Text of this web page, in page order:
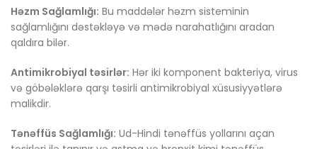
Həzm Sağlamlığı: Bu maddələr həzm sisteminin
sağlamlığını dəstəkləyə və mədə narahatlığını aradan
qaldıra bilər.
Antimikrobiyal təsirlər: Hər iki komponent bakteriya, virus
və göbələklərə qarşı təsirli antimikrobiyal xüsusiyyətlərə
malikdir.
Tənəffüs Sağlamlığı: Ud-Hindi tənəffüs yollarını açan